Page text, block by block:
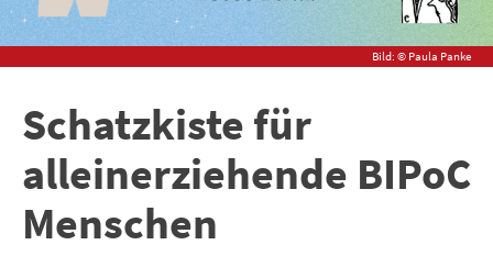
Bild: © Paula Panke
Schatzkiste für
alleinerziehende BIPoC
Menschen